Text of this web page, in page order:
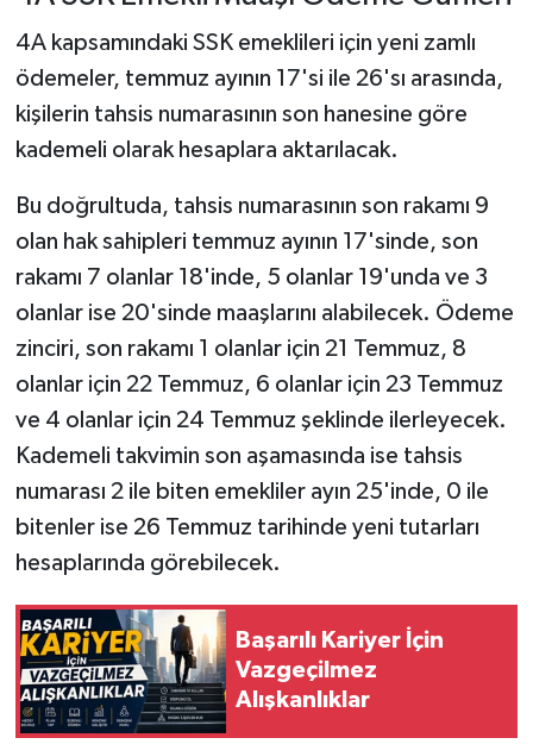
4A kapsamındaki SSK emeklileri için yeni zamlı
ödemeler, temmuz ayının 17'si ile 26'sı arasında,
kişilerin tahsis numarasının son hanesine göre
kademeli olarak hesaplara aktarılacak.
Bu doğrultuda, tahsis numarasının son rakamı 9
olan hak sahipleri temmuz ayının 17'sinde, son
rakamı 7 olanlar 18'inde, 5 olanlar 19'unda ve 3
olanlar ise 20'sinde maaşlarını alabilecek. Ödeme
zinciri, son rakamı 1 olanlar için 21 Temmuz, 8
olanlar için 22 Temmuz, 6 olanlar için 23 Temmuz
ve 4 olanlar için 24 Temmuz şeklinde ilerleyecek.
Kademeli takvimin son aşamasında ise tahsis
numarası 2 ile biten emekliler ayın 25'inde, 0 ile
bitenler ise 26 Temmuz tarihinde yeni tutarları
hesaplarında görebilecek.
Başarılı Kariyer İçin
Vazgeçilmez
Alışkanlıklar